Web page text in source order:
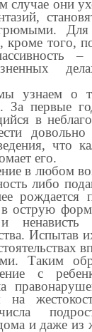
случае они
Для
кроме того,
узнаем о
За первые
в
что
его.
в любом
либо
рождается
острую
ненависть
Испытав
Таким
с
на
и даже из